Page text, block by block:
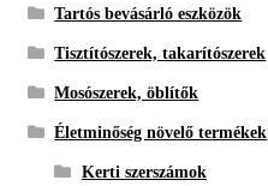
Tartós bevásárló eszközök
Tisztítószerek, takarítószerek
Mosószerek, öblítők
Életminőség növelő termékek
Kerti szerszámok